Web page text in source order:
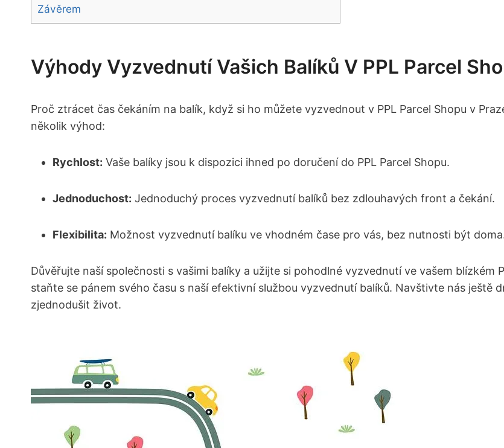
Závěrem
Výhody Vyzvednutí Vašich Balíků V PPL Parcel
Proč ztrácet čas čekáním na balík, když si ho můžete vyzvednout v PPL Parcel Shopu v
několik výhod:
Rychlost: Vaše balíky jsou k dispozici ihned po doručení do PPL Parcel Shopu.
Jednoduchost: Jednoduchý proces vyzvednutí balíků bez zdlouhavých front a čekání.
Flexibilita: Možnost vyzvednutí balíku ve vhodném čase pro vás, bez nutnosti být
Důvěřujte naší společnosti s vašimi balíky a užijte si pohodlné vyzvednutí ve vašem blízkém
staňte se pánem svého času s naší efektivní službou vyzvednutí balíků. Navštivte nás ještě
zjednodušit život.